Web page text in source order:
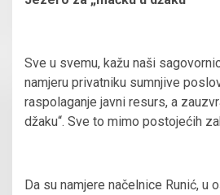
Sve u svemu, kažu naši
namjeru privatniku sumnjive
raspolaganje javni resurs, a
džaku“. Sve to mimo postojećih
Da su namjere načelnice Runić, u